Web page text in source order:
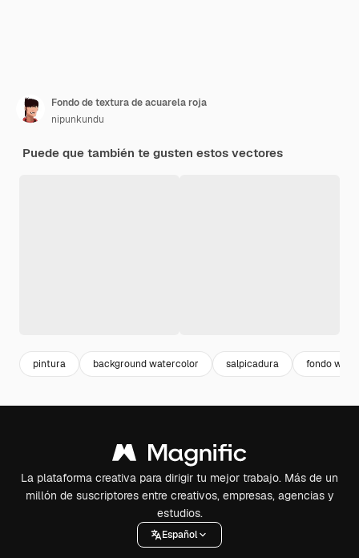
Fondo de textura de acuarela roja
nipunkundu
Puede que también te gusten estos vectores
pintura background watercolor salpicadura fondo
La plataforma creativa para dirigir tu mejor trabajo. Más de un
millón de suscriptores entre creativos, empresas, agencias y
estudios.
Español